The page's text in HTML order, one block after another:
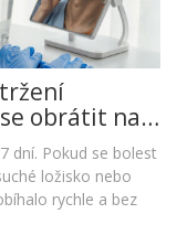
obrátit na
dní. Pokud se bolest
ložisko nebo
rychle a bez